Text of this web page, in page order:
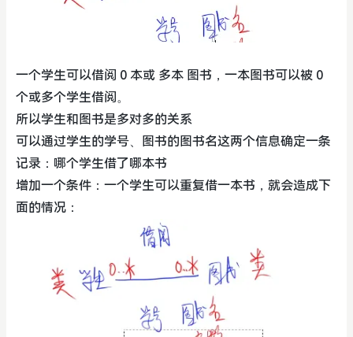
一个学生可以借阅 0 本或 多本 图书，一本图书可以被 0
个或多个学生借阅。
所以学生和图书是多对多的关系
可以通过学生的学号、图书的图书名这两个信息确定一条
记录：哪个学生借了哪本书
增加一个条件：一个学生可以重复借一本书，就会造成下
面的情况：